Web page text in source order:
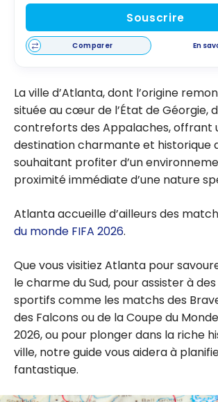
Souscrire
Comparer En
La ville d’Atlanta, dont l’origine
située au cœur de l’État de Géorgie,
contreforts des Appalaches, offrant
destination charmante et historique
souhaitant profiter d’un
proximité immédiate d’une nature
Atlanta accueille d’ailleurs des
du monde FIFA 2026.
Que vous visitiez Atlanta pour
le charme du Sud, pour assister à
sportifs comme les matchs des
des Falcons ou de la Coupe du
2026, ou pour plonger dans la riche
ville, notre guide vous aidera à
fantastique.